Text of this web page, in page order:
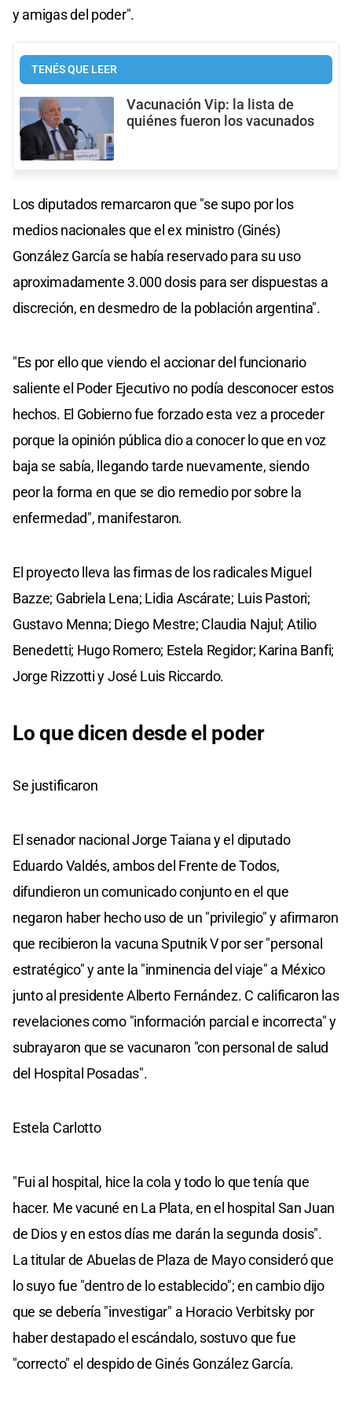
y amigas del poder".
TENÉS QUE LEER
Vacunación Vip: la lista de
quiénes fueron los vacunados
Los diputados remarcaron que "se supo por los
medios nacionales que el ex ministro (Ginés)
González García se había reservado para su uso
aproximadamente 3.000 dosis para ser dispuestas a
discreción, en desmedro de la población argentina".
"Es por ello que viendo el accionar del funcionario
saliente el Poder Ejecutivo no podía desconocer estos
hechos. El Gobierno fue forzado esta vez a proceder
porque la opinión pública dio a conocer lo que en voz
baja se sabía, llegando tarde nuevamente, siendo
peor la forma en que se dio remedio por sobre la
enfermedad", manifestaron.
El proyecto lleva las firmas de los radicales Miguel
Bazze; Gabriela Lena; Lidia Ascárate; Luis Pastori;
Gustavo Menna; Diego Mestre; Claudia Najul; Atilio
Benedetti; Hugo Romero; Estela Regidor; Karina Banfi;
Jorge Rizzotti y José Luis Riccardo.
Lo que dicen desde el poder
Se justificaron
El senador nacional Jorge Taiana y el diputado
Eduardo Valdés, ambos del Frente de Todos,
difundieron un comunicado conjunto en el que
negaron haber hecho uso de un "privilegio" y afirmaron
que recibieron la vacuna Sputnik V por ser "personal
estratégico" y ante la "inminencia del viaje" a México
junto al presidente Alberto Fernández. C calificaron las
revelaciones como "información parcial e incorrecta" y
subrayaron que se vacunaron "con personal de salud
del Hospital Posadas".
Estela Carlotto
"Fui al hospital, hice la cola y todo lo que tenía que
hacer. Me vacuné en La Plata, en el hospital San Juan
de Dios y en estos días me darán la segunda dosis".
La titular de Abuelas de Plaza de Mayo consideró que
lo suyo fue "dentro de lo establecido"; en cambio dijo
que se debería "investigar" a Horacio Verbitsky por
haber destapado el escándalo, sostuvo que fue
"correcto" el despido de Ginés González García.